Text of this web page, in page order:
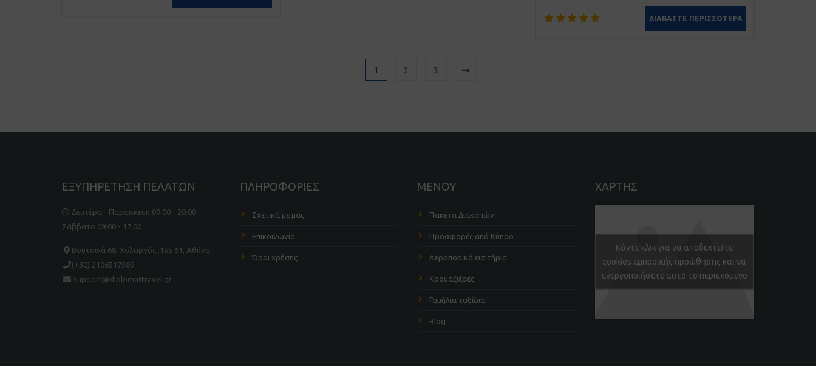
ΔΙΑΒΆΣΤΕ ΠΕΡΙΣΣΌΤΕΡΑ
1 2 3
ΕΞΥΠΗΡΕΤΗΣΗ ΠΕΛΑΤΩΝ
Δευτέρα - Παρασκευή 09:00 - 20:00
Σάββατο 09:00 - 17:00
Βουτσινά 68, Χολαργός ,155 61, Αθήνα
(+30) 2106517509
support@diplomattravel.gr
ΠΛΗΡΟΦΟΡΙΕΣ
Σχετικά με μας
Επικοινωνία
Όροι χρήσης
ΜΕΝΟΥ
Πακέτα Διακοπών
Προσφορές από Κύπρο
Αεροπορικά εισιτήρια
Κρουαζιέρες
Γαμήλια ταξίδια
Blog
ΧΑΡΤΗΣ
Κάντε κλικ για να αποδεχτείτε
cookies εμπορικής προώθησης και να
ενεργοποιήσετε αυτό το περιεχόμενο